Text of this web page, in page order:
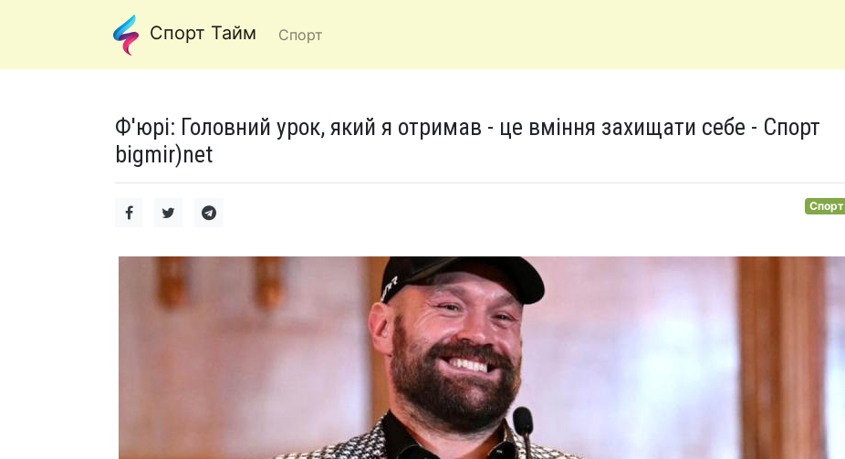
Спорт Тайм Спорт
Ф'юрі: Головний урок, який я отримав - це вміння захищати себе - Спорт
bigmir)net
Спорт